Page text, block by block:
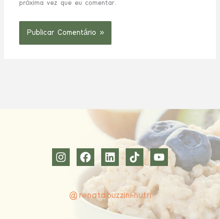
próxima vez que eu comentar.
@renatabuzzini.nutri